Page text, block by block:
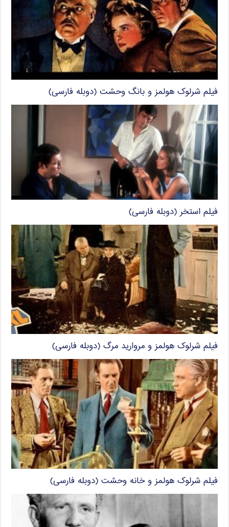
فیلم شرلوک هولمز و بانگ وحشت (دوبله فارسی)
فیلم استخر (دوبله فارسی)
فیلم شرلوک هولمز و مروارید مرگ (دوبله فارسی)
فیلم شرلوک هولمز و خانه وحشت (دوبله فارسی)